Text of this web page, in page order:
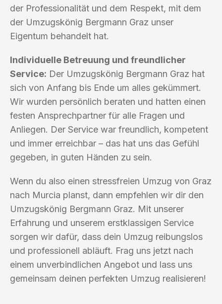
der Professionalität und dem Respekt, mit dem
der Umzugskönig Bergmann Graz unser
Eigentum behandelt hat.
Individuelle Betreuung und freundlicher
Service: Der Umzugskönig Bergmann Graz hat
sich von Anfang bis Ende um alles gekümmert.
Wir wurden persönlich beraten und hatten einen
festen Ansprechpartner für alle Fragen und
Anliegen. Der Service war freundlich, kompetent
und immer erreichbar – das hat uns das Gefühl
gegeben, in guten Händen zu sein.
Wenn du also einen stressfreien Umzug von Graz
nach Murcia planst, dann empfehlen wir dir den
Umzugskönig Bergmann Graz. Mit unserer
Erfahrung und unserem erstklassigen Service
sorgen wir dafür, dass dein Umzug reibungslos
und professionell abläuft. Frag uns jetzt nach
einem unverbindlichen Angebot und lass uns
gemeinsam deinen perfekten Umzug realisieren!